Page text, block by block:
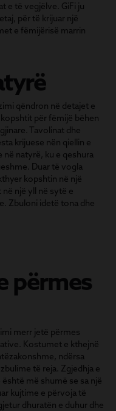
e të vegjëlve. GiFi ju
për të krijuar një
e fëmijërisë marrin
qëndron në detajet e
për fëmijë bëhen
Tavolinat dhe
krijuese nën qiellin e
natyrë, ku e qeshura
Duar të vogla
kopshtin në një
një yll në sytë e
Zbuloni idetë tona dhe
përmes
merr jetë përmes
Kostumet e kthejnë
ndërsa
të reja. Zgjedhja e
më shumë se sa një
kujtime e përvoja të
dhuratën e duhur dhe